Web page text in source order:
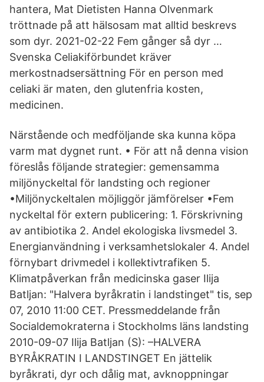
hantera, Mat Dietisten Hanna Olvenmark
tröttnade på att hälsosam mat alltid beskrevs
som dyr. 2021-02-22 Fem gånger så dyr …
Svenska Celiakiförbundet kräver
merkostnadsersättning För en person med
celiaki är maten, den glutenfria kosten,
medicinen.
Närstående och medföljande ska kunna köpa
varm mat dygnet runt. • För att nå denna vision
föreslås följande strategier: gemensamma
miljönyckeltal för landsting och regioner
•Miljönyckeltalen möjliggör jämförelser •Fem
nyckeltal för extern publicering: 1. Förskrivning
av antibiotika 2. Andel ekologiska livsmedel 3.
Energianvändning i verksamhetslokaler 4. Andel
förnybart drivmedel i kollektivtrafiken 5.
Klimatpåverkan från medicinska gaser Ilija
Batljan: "Halvera byråkratin i landstinget" tis, sep
07, 2010 11:00 CET. Pressmeddelande från
Socialdemokraterna i Stockholms läns landsting
2010-09-07 Ilija Batljan (S): –HALVERA
BYRÅKRATIN I LANDSTINGET En jättelik
byråkrati, dyr och dålig mat, avknoppningar